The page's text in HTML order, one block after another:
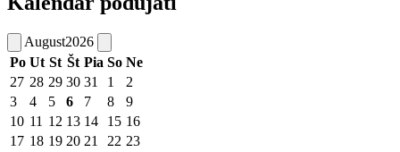
August2026
Po Ut St Št Pia So Ne
27 28 29 30 31 1
2
3
4 5 6 7 8
9
10 11 12 13 14 15 16
17 18 19 20 21 22 23